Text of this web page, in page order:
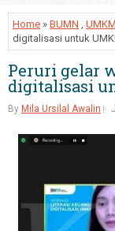
Home » BUMN , UMKM
digitalisasi untuk
Peruri gelar
digitalisasi
By Mila Ursilal Awalin